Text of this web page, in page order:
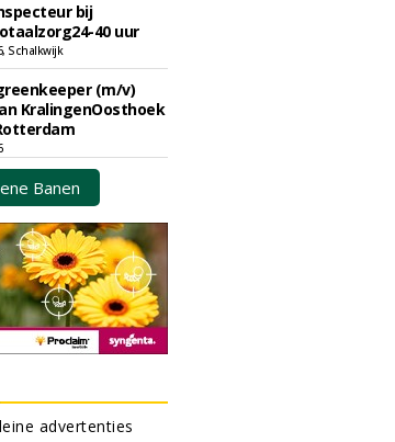
bij
40 uur
Schalkwijk
(m/v)
KralingenOosthoek
Banen
advertenties